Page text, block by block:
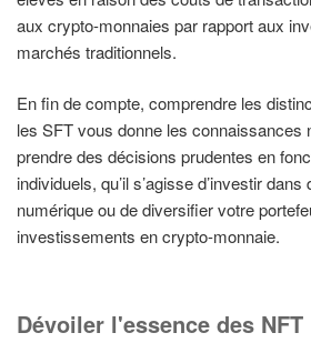
aux crypto-monnaies par rapport aux
marchés traditionnels.
En fin de compte, comprendre les
les SFT vous donne les connaissances
prendre des décisions prudentes en
individuels, qu’il s’agisse d’investir
numérique ou de diversifier votre
investissements en crypto-monnaie.
Dévoiler l'essence des NFT